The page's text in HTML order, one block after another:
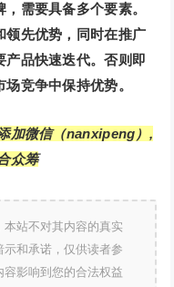
需要具备多个要素。
领先优势，同时在推广
产品快速迭代。否则即
竞争中保持优势。
加微信（nanxipeng）,
众筹
站不对其内容的真实
和承诺，仅供读者参
影响到您的合法权益